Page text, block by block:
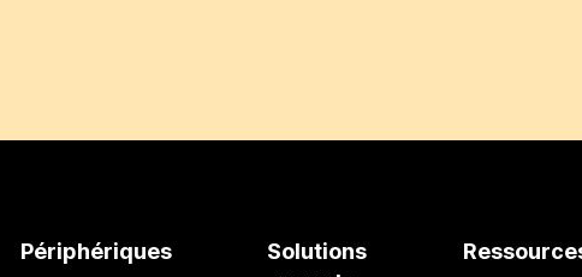
Périphériques
Solutions